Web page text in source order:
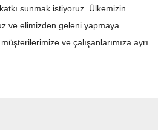
sunmak istiyoruz. Ülkemizin
ve elimizden geleni yapmaya
ve çalışanlarımıza ayrı